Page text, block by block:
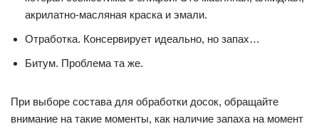
акрилатно-масляная краска и эмали.
Отработка. Консервирует идеально, но запах…
Битум. Проблема та же.
При выборе состава для обработки досок, обращайте
внимание на такие моменты, как наличие запаха на момент